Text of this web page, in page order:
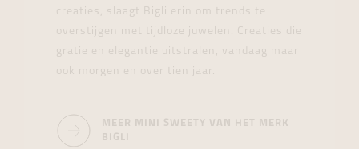
creaties, slaagt Bigli erin om trends te
overstijgen met tijdloze juwelen. Creaties die
gratie en elegantie uitstralen, vandaag maar
ook morgen en over tien jaar.
MEER MINI SWEETY VAN HET MERK
BIGLI